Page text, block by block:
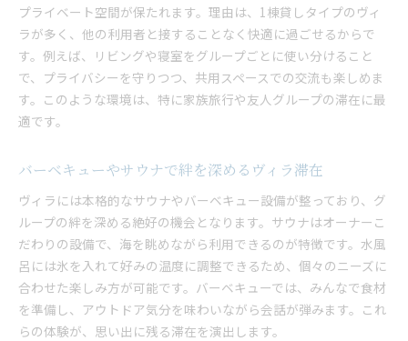
プライベート空間が保たれます。理由は、1棟貸しタイプのヴィ
ラが多く、他の利用者と接することなく快適に過ごせるからで
す。例えば、リビングや寝室をグループごとに使い分けること
で、プライバシーを守りつつ、共用スペースでの交流も楽しめま
す。このような環境は、特に家族旅行や友人グループの滞在に最
適です。
バーベキューやサウナで絆を深めるヴィラ滞在
ヴィラには本格的なサウナやバーベキュー設備が整っており、グ
ループの絆を深める絶好の機会となります。サウナはオーナーこ
だわりの設備で、海を眺めながら利用できるのが特徴です。水風
呂には氷を入れて好みの温度に調整できるため、個々のニーズに
合わせた楽しみ方が可能です。バーベキューでは、みんなで食材
を準備し、アウトドア気分を味わいながら会話が弾みます。これ
らの体験が、思い出に残る滞在を演出します。